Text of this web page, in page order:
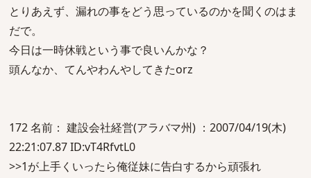
とりあえず、漏れの事をどう思っているのかを聞くのはま
だで。
今日は一時休戦という事で良いんかな？
頭んなか、てんやわんやしてきたorz
172 名前： 建設会社経営(アラバマ州) ：2007/04/19(木)
22:21:07.87 ID:vT4RfvtL0
>>1が上手くいったら俺従妹に告白するから頑張れ